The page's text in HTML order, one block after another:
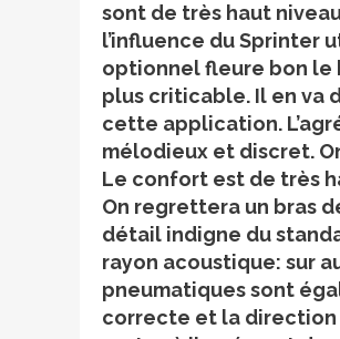
sont de très haut
l’influence du Sprinter
optionnel fleure bon le
plus criticable. Il en va
cette application.
mélodieux et discret.
Le confort est de très
On regrettera un bras
détail indigne du
rayon acoustique: sur
pneumatiques sont
correcte et la direction